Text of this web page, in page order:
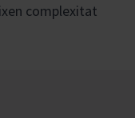
complexitat